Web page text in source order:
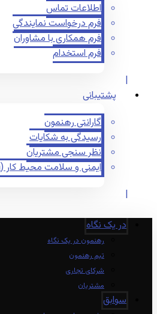
اطلاعات تماس
فرم درخواست نمایندگی
فرم همکاری با مشاوران
فرم استخدام
پشتیبانی
گارانتی رهنمون
رسیدگی به شکایات
نظر سنجی مشتریان
ایمنی و سلامت محیط کار (HSE Plan)
در یک نگاه
رهنمون در یک نگاه
تیم رهنمون
شرکای تجاری
مشتریان
سوابق